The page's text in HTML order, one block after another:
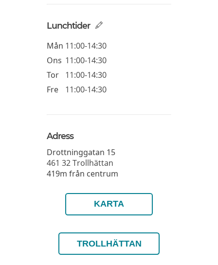
Lunchtider
Mån 11:00-14:30
Ons 11:00-14:30
Tor
11:00-14:30
Fre
11:00-14:30
Adress
Drottninggatan 15
461 32Trollhättan
419m från centrum
KARTA
TROLLHÄTTAN